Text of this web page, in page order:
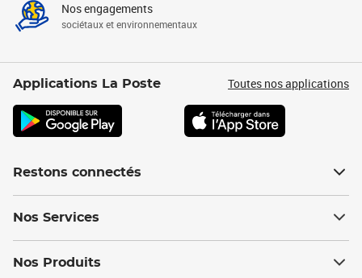
Nos engagements
sociétaux et environnementaux
Applications La Poste Toutes nos applications
Restons connectés
Nos Services
Nos Produits